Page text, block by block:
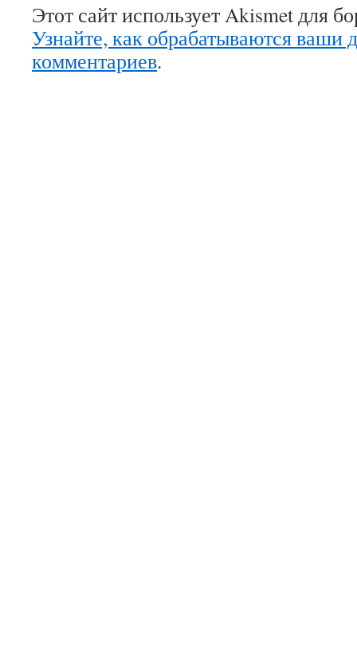
Этот сайт использует Akismet для
Узнайте, как обрабатываются ваши
комментариев.